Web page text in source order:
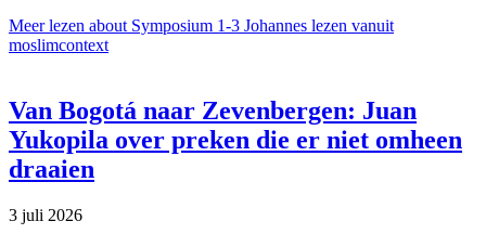
Meer lezen about Symposium 1-3 Johannes lezen vanuit
moslimcontext
Van Bogotá naar Zevenbergen: Juan
Yukopila over preken die er niet omheen
draaien
3 juli 2026